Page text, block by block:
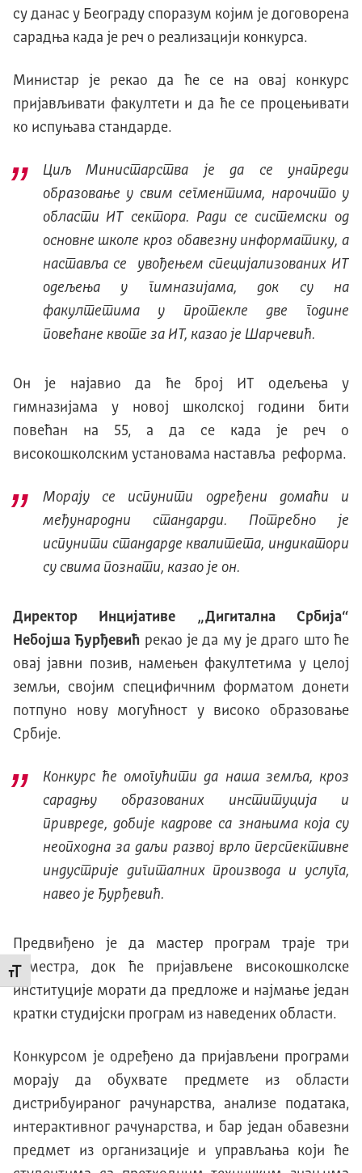
Промени величину слова
су данас у Београду споразум којим је договорена
сарадња када је реч о реализацији конкурса.
Министар је рекао да ће се на овај конкурс
пријављивати факултети и да ће се процењивати
ко испуњава стандарде.
Циљ Министарства је да се унапреди
образовање у свим сегментима, нарочито у
области ИТ сектора. Ради се системски од
основне школе кроз обавезну информатику, а
наставља се увођењем специјализованих ИТ
одељења у гимназијама, док су на
факултетима у протекле две године
повећане квоте за ИТ, казао је Шарчевић.
Он је најавио да ће број ИТ одељења у
гимназијама у новој школској години бити
повећан на 55, а да се када је реч о
високошколским установама наставља реформа.
Морају се испунити одређени домаћи и
међународни стандарди. Потребно је
испунити стандарде квалитета, индикатори
су свима познати, казао је он.
Директор Инцијативе „Дигитална Србија“
Небојша Ђурђевић рекао је да му је драго што ће
овај јавни позив, намењен факултетима у целој
земљи, својим специфичним форматом донети
потпуно нову могућност у високо образовање
Србије.
Конкурс ће омогућити да наша земља, кроз
сарадњу образованих институција и
привреде, добије кадрове са знањима која су
неопходна за даљи развој врло перспективне
индустрије дигиталних производа и услуга,
навео је Ђурђевић.
Предвиђено је да мастер програм траје три
семестра, док ће пријављене високошколске
институције морати да предложе и најмање један
кратки студијски програм из наведених области.
Конкурсом је одређено да пријављени програми
морају да обухвате предмете из области
дистрибуираног рачунарства, анализе података,
интерактивног рачунарства, и бар један обавезни
предмет из организације и управљања који ће